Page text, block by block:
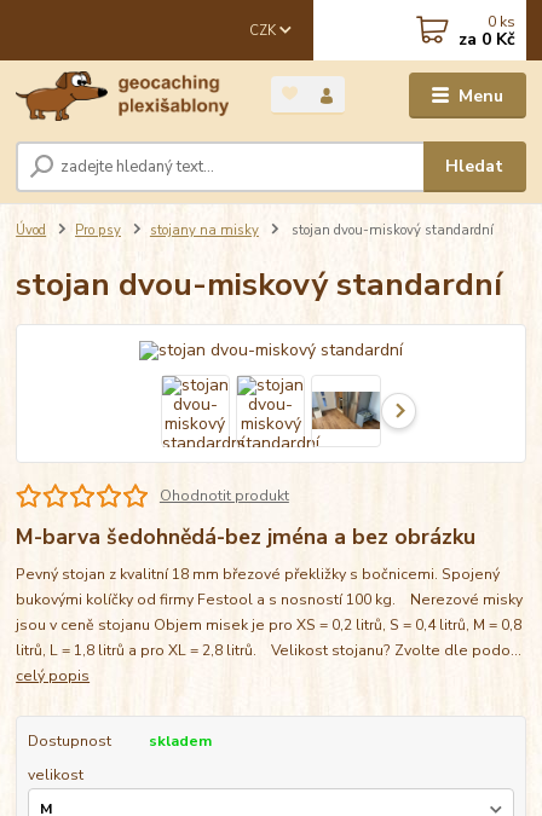
Menu
CZK
Hledat
0 ks
za 0 Kč
Úvod Pro psy stojany na misky stojan dvou-miskový standardní
stojan dvou-miskový standardní
Ohodnotit produkt
M-barva šedohnědá-bez jména a bez obrázku
Pevný stojan z kvalitní 18 mm březové překližky s bočnicemi. Spojený
bukovými kolíčky od firmy Festool a s nosností 100 kg. Nerezové misky
jsou v ceně stojanu Objem misek je pro XS = 0,2 litrů, S = 0,4 litrů, M = 0,8
litrů, L = 1,8 litrů a pro XL = 2,8 litrů. Velikost stojanu? Zvolte dle podo...
celý popis
Dostupnost
skladem
velikost